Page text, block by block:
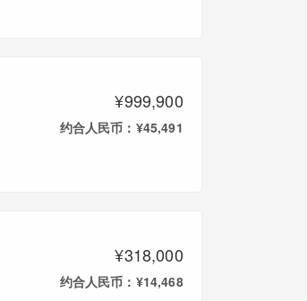
¥999,900
约合人民币：¥45,491
¥318,000
约合人民币：¥14,468